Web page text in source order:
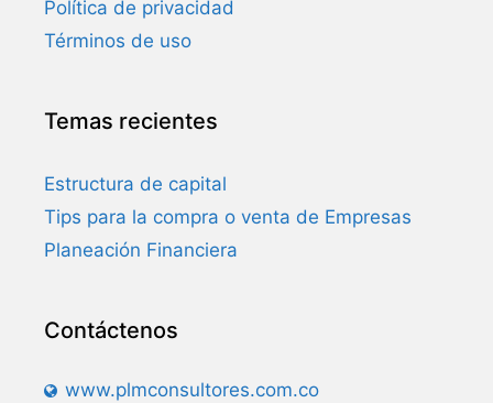
Política de privacidad
Términos de uso
Temas recientes
Estructura de capital
Tips para la compra o venta de Empresas
Planeación Financiera
Contáctenos
www.plmconsultores.com.co